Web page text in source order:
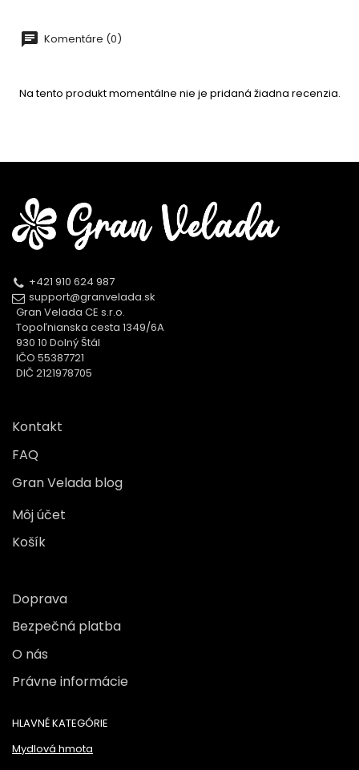
Komentáre (0)
Na tento produkt momentálne nie je pridaná žiadna recenzia.
+421 910 624 987
support@granvelada.sk
Gran Velada CE s.r.o.
Topoľnianska cesta 1349/6A
930 10 Dolný Štál
IČO 55387721
DIČ 2121978705
Kontakt
FAQ
Gran Velada blog
Môj účet
Košík
Doprava
Bezpečná platba
O nás
Právne informácie
HLAVNÉ KATEGÓRIE
Mydlová hmota